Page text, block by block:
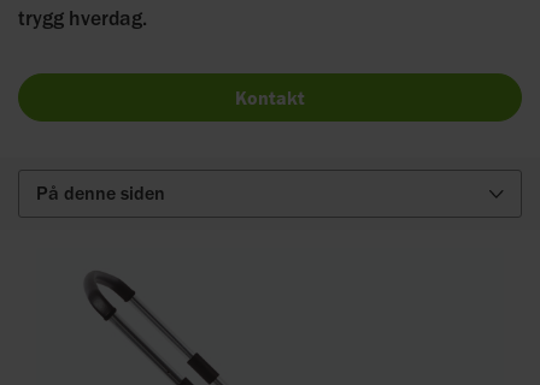
trygg hverdag.
Kontakt
På denne siden